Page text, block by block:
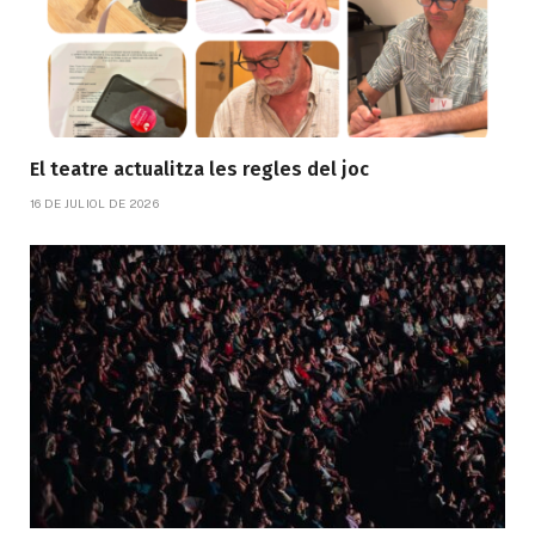
El teatre actualitza les regles del joc
16 DE JULIOL DE 2026